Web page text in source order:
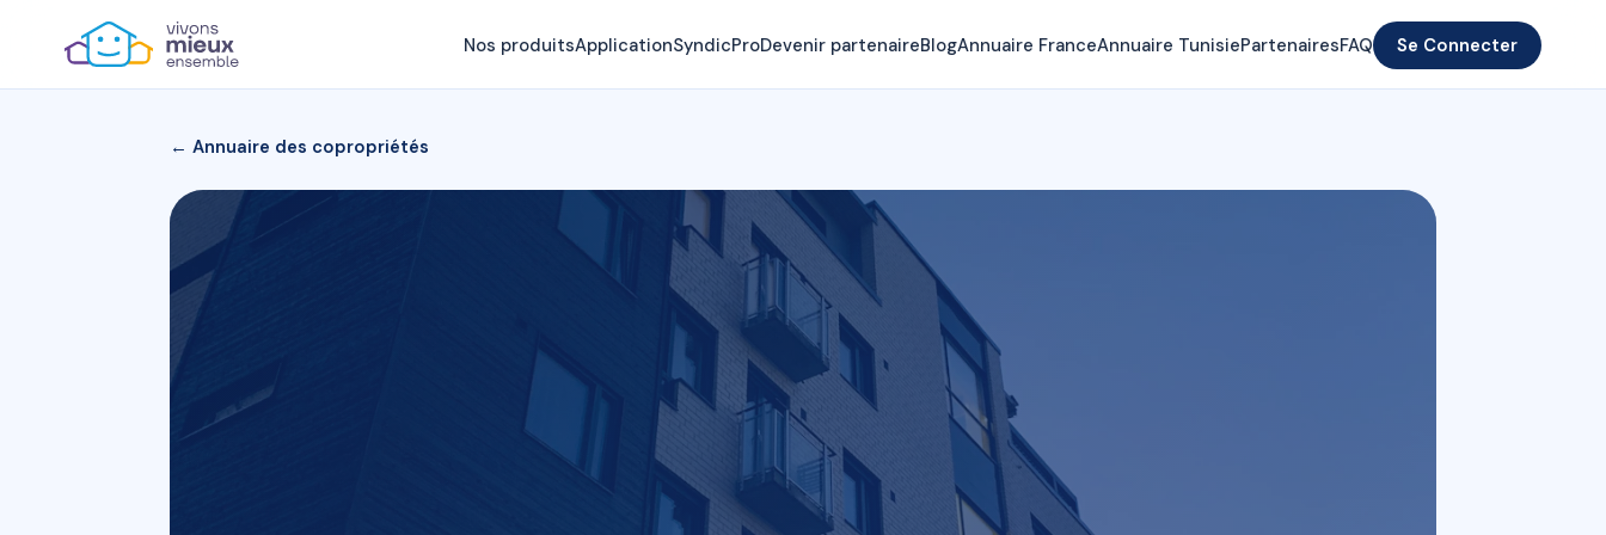
Nos produitsApplicationSyndicProDevenir partenaireBlogAnnuaire FranceAnnuaire TunisiePartenairesFAQ Se Connecter
← Annuaire des copropriétés